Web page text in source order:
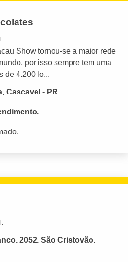
Show tornou-se a maior rede
por isso sempre tem uma
de 4.200 lo...
Cascavel - PR
2052, São Cristovão,